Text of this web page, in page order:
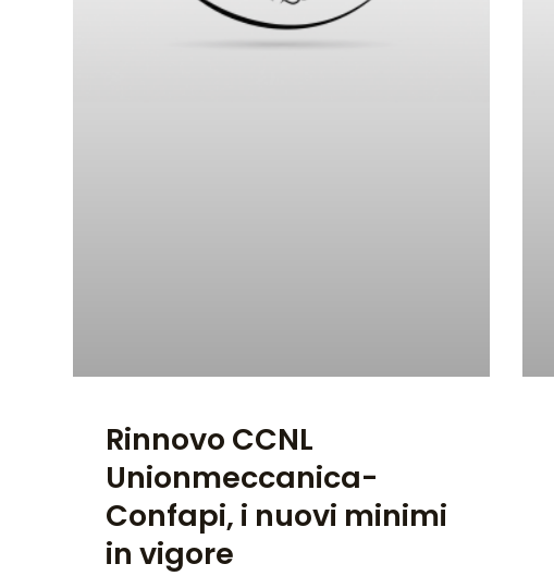
Rinnovo CCNL
Unionmeccanica-
Confapi, i nuovi minimi
in vigore